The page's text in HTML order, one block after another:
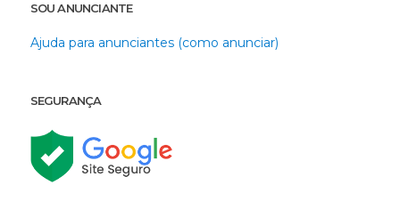
SOU ANUNCIANTE
Ajuda para anunciantes (como anunciar)
SEGURANÇA